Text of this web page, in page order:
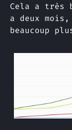
Cela a très
a deux
beaucoup